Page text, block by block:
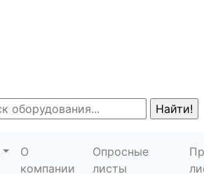
О
компании
Опросные
листы